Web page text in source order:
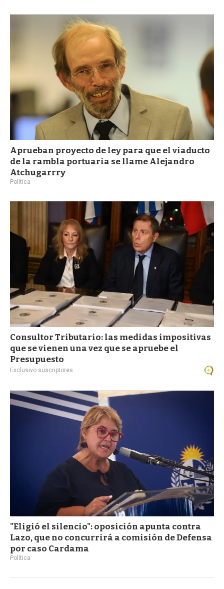
Aprueban proyecto de ley para que el viaducto
de la rambla portuaria se llame Alejandro
Atchugarrry
Política
Consultor Tributario: las medidas impositivas
que se vienen una vez que se apruebe el
Presupuesto
Exclusivo suscriptores
"Eligió el silencio": oposición apunta contra
Lazo, que no concurrirá a comisión de Defensa
por caso Cardama
Política